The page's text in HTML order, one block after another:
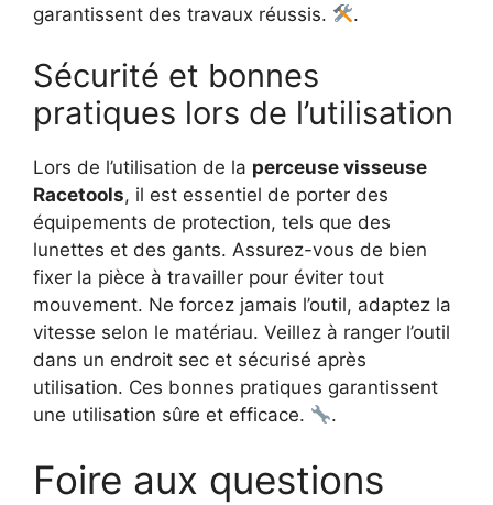
garantissent des travaux réussis.
.
Sécurité et bonnes
pratiques lors de l’utilisation
Lors de l’utilisation de la perceuse visseuse
Racetools, il est essentiel de porter des
équipements de protection, tels que des
lunettes et des gants. Assurez-vous de bien
fixer la pièce à travailler pour éviter tout
mouvement. Ne forcez jamais l’outil, adaptez la
vitesse selon le matériau. Veillez à ranger l’outil
dans un endroit sec et sécurisé après
utilisation. Ces bonnes pratiques garantissent
une utilisation sûre et efficace.
.
Foire aux questions